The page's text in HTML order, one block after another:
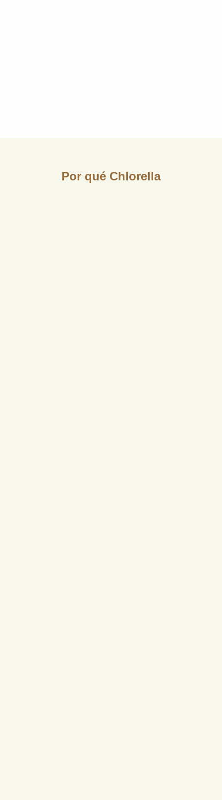
Por qué Chlorella